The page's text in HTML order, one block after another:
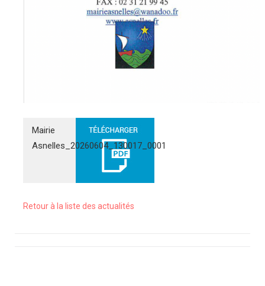
Mairie
Asnelles_20260604_130017_0001
Retour à la liste des actualités